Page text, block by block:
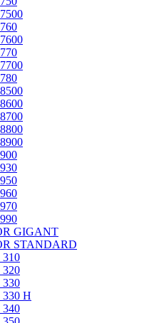
GIGANT
STANDARD
H